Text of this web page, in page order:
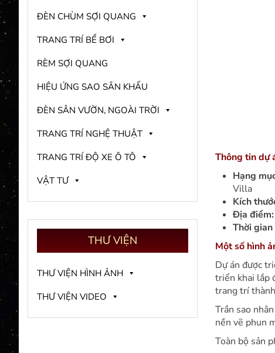
Thông tin dự
Hạng
Villa
Kích
Địa điểm:
Thời gian
Một số hình
Dự án được
triển khai lắp
trang trí
Trần sao
nền vẽ phun
Toàn bộ sản
ĐÈN CHÙM SỢI QUANG
TRANG TRÍ BỂ BƠI
RÈM SỢI QUANG
HIỆU ỨNG SAO SÂN KHẤU
ĐÈN SÂN VƯỜN, NGOÀI TRỜI
TRANG TRÍ NGHỆ THUẬT
TRANG TRÍ ĐỘ XE Ô TÔ
VẬT TƯ
THƯVIỆN
THƯ VIỆN HÌNH ẢNH
THƯ VIỆN VIDEO